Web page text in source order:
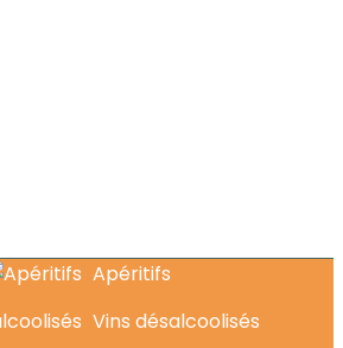
Apéritifs
Vins désalcoolisés